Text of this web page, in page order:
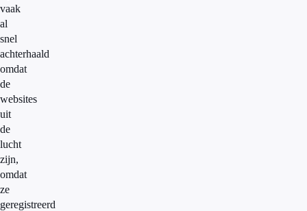
vaak
al
snel
achterhaald
omdat
de
websites
uit
de
lucht
zijn,
omdat
ze
geregistreerd